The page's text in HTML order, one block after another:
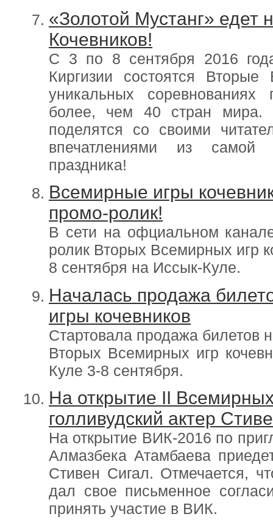
«Золотой Мустанг»
Кочевников!
С 3 по 8 сентября 2016
Киргизии состоятся
уникальных
более, чем 40 стран мира.
поделятся со своими
впечатлениями из самой
праздника!
Всемирные игры
промо-ролик!
В сети на офциальном
ролик Вторых Всемирных игр
8 сентября на Иссык-Куле.
Началась продажа
игры кочевников
Стартовала продажа билетов
Вторых Всемирных игр
Куле 3-8 сентября.
На открытие II
голливудский актер
На открытие ВИК-2016 по
Алмазбека Атамбаева
Стивен Сигал. Отмечается,
дал свое письменное
принять участие в ВИК.